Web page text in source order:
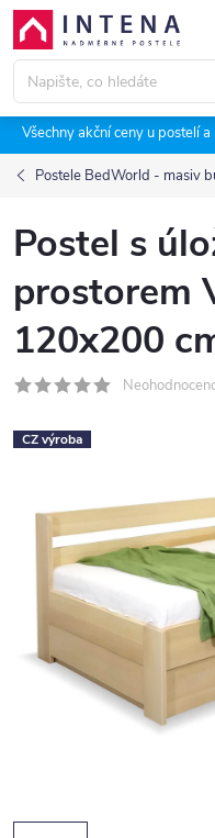
Přejít
obsah
Všechny akční ceny u postelí
Postele BedWorld - masiv
Postel s
prostorem
120x200
CZ výroba